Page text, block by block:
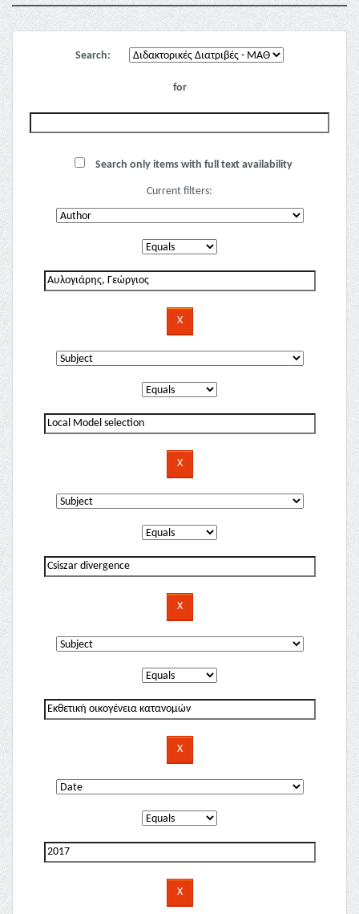
Search:
for
Search only items with full text availability
Current filters: